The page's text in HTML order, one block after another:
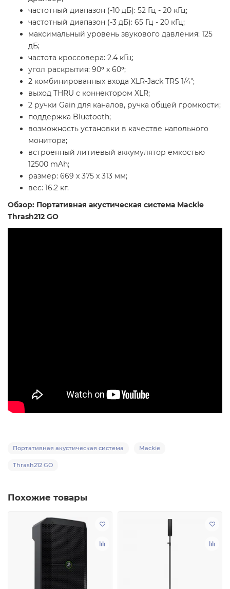
частотный диапазон (-10 дБ): 52 Гц - 20 кГц;
частотный диапазон (-3 дБ): 65 Гц - 20 кГц;
максимальный уровень звукового давления: 125
дБ;
частота кроссовера: 2.4 кГц;
угол раскрытия: 90° х 60°;
2 комбинированных входа XLR-Jack TRS 1/4";
выход THRU с коннектором XLR;
2 ручки Gain для каналов, ручка общей громкости;
поддержка Bluetooth;
возможность установки в качестве напольного
монитора;
встроенный литиевый аккумулятор емкостью
12500 mAh;
размер: 669 х 375 х 313 мм;
вес: 16.2 кг.
Обзор: Портативная акустическая система Mackie
Thrash212 GO
Портативная акустическая система Mackie
Thrash212 GO
Похожие товары